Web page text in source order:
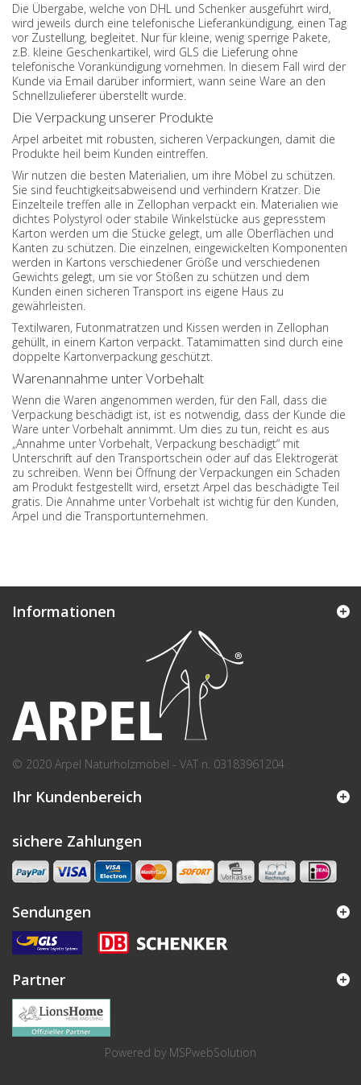
Die Übergabe, welche von DHL und Schenker ausgeführt wird,
wird jeweils durch eine telefonische Lieferankündigung, einen Tag
vor Zustellung, begleitet. Nur für kleine, wenig sperrige Pakete,
z.B. kleine Geschenkartikel, wird GLS die Lieferung ohne
telefonische Vorankündigung vornehmen. In diesem Fall wird der
Kunde via Email darüber informiert, wann seine Ware an den
Schnellzulieferer überstellt wurde.
Die Verpackung unserer Produkte
Arpel arbeitet mit robusten, sicheren Verpackungen, damit die
Produkte heil beim Kunden eintreffen.
Wir nutzen die besten Materialien, um ihre Möbel zu schützen.
Sie sind feuchtigkeitsabweisend und verhindern Kratzer. Die
Einzelteile treffen alle in Zellophan verpackt ein. Materialien wie
dichtes Polystyrol oder stabile Winkelstücke aus gepresstem
Karton werden um die Stücke gelegt, um alle Oberflächen und
Kanten zu schützen. Die einzelnen, eingewickelten Komponenten
werden in Kartons verschiedener Größe und verschiedenen
Gewichts gelegt, um sie vor Stößen zu schützen und dem
Kunden einen sicheren Transport ins eigene Haus zu
gewährleisten.
Textilwaren, Futonmatratzen und Kissen werden in Zellophan
gehüllt, in einem Karton verpackt. Tatamimatten sind durch eine
doppelte Kartonverpackung geschützt.
Warenannahme unter Vorbehalt
Wenn die Waren angenommen werden, für den Fall, dass die
Verpackung beschädigt ist, ist es notwendig, dass der Kunde die
Ware unter Vorbehalt annimmt. Um dies zu tun, reicht es aus
„Annahme unter Vorbehalt, Verpackung beschädigt“ mit
Unterschrift auf den Transportschein oder auf das Elektrogerät
zu schreiben. Wenn bei Öffnung der Verpackungen ein Schaden
am Produkt festgestellt wird, ersetzt Arpel das beschädigte Teil
gratis. Die Annahme unter Vorbehalt ist wichtig für den Kunden,
Arpel und die Transportunternehmen.
Informationen
© 2020 Arpel Naturholzmöbel - VAT n. 03183961204
Ihr Kundenbereich
sichere Zahlungen
Sendungen
Partner
Powered by MSPwebSolution